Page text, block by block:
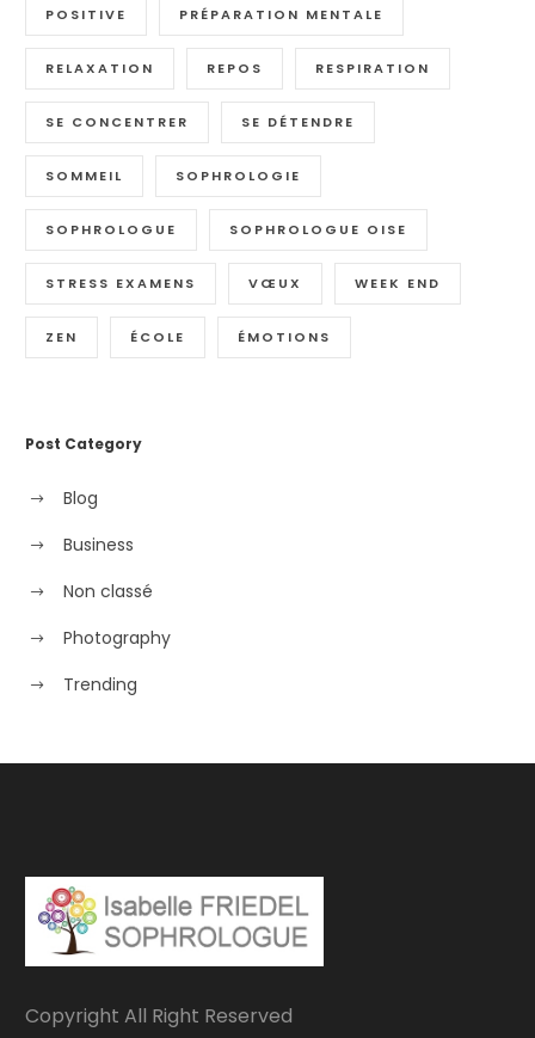
POSITIVE PRÉPARATION MENTALE
RELAXATION REPOS RESPIRATION
SE CONCENTRER SE DÉTENDRE
SOMMEIL SOPHROLOGIE
SOPHROLOGUE SOPHROLOGUE OISE
STRESS EXAMENS VŒUX WEEK END
ZEN ÉCOLE ÉMOTIONS
Post Category
Blog
Business
Non classé
Photography
Trending
Copyright All Right Reserved